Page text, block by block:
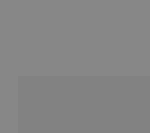
La réponse dépend de
Taille du sachet